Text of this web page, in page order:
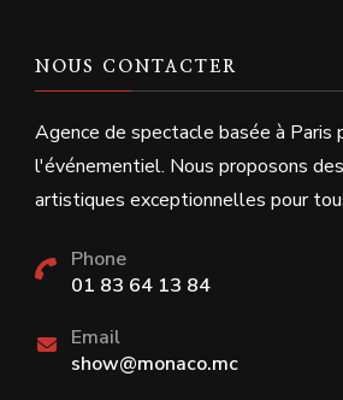
NOUS CONTACTER
Agence de spectacle basée à Paris
l'événementiel. Nous proposons
artistiques exceptionnelles pour
Phone
01 83 64 13 84
Email
show@monaco.mc